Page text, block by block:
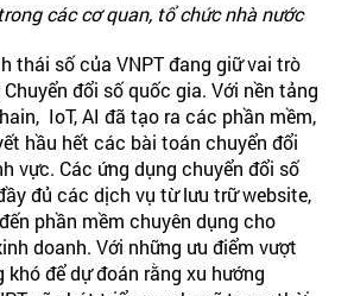
các cơ quan, tổ chức nhà nước
thái số của VNPT đang giữ vai trò
đổi số quốc gia. Với nền tảng
IoT, AI đã tạo ra các phần mềm,
hầu hết các bài toán chuyển đổi
vực. Các ứng dụng chuyển đổi số
đủ các dịch vụ từ lưu trữ website,
phần mềm chuyên dụng cho
doanh. Với những ưu điểm vượt
khó để dự đoán rằng xu hướng